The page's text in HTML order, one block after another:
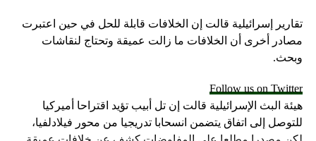
تقارير إسرائيلية قالت إن الخلافات قابلة للحل في حين اعتبرت
مصادر أخرى أن الخلافات ما زالت عميقة وتحتاج لنقاشات
وبحث.
Follow us on Twitter
هيئة البث الإسرائيلية قالت إن تل أبيب تؤيد اقتراحا أميركيا
للتوصل إلى اتفاق يتضمن انسحابا تدريجيا من محور فيلادلفيا،